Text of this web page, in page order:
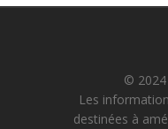
©
Les
destinées à